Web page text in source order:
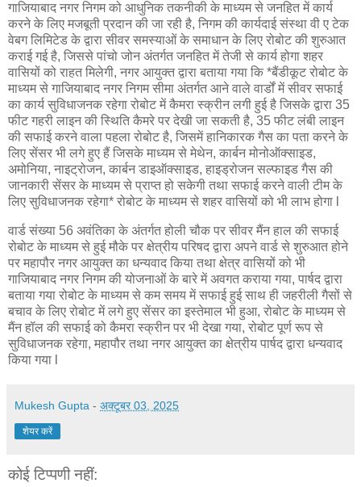
गाजियाबाद नगर निगम को आधुनिक तकनीकी के माध्यम से जनहित में कार्य
करने के लिए मजबूती प्रदान की जा रही है, निगम की कार्यदाई संस्था वी ए टेक
वेबग लिमिटेड के द्वारा सीवर समस्याओं के समाधान के लिए रोबोट की शुरुआत
कराई गई है, जिससे पांचो जोन अंतर्गत जनहित में तेजी से कार्य होगा शहर
वासियों को राहत मिलेगी, नगर आयुक्त द्वारा बताया गया कि *बैंडीकूट रोबोट के
माध्यम से गाजियाबाद नगर निगम सीमा अंतर्गत आने वाले वार्डों में सीवर सफाई
का कार्य सुविधाजनक रहेगा रोबोट में कैमरा स्क्रीन लगी हुई है जिसके द्वारा 35
फीट गहरी लाइन की स्थिति कैमरे पर देखी जा सकती है, 35 फीट लंबी लाइन
की सफाई करने वाला पहला रोबोट है, जिसमें हानिकारक गैस का पता करने के
लिए सेंसर भी लगे हुए हैं जिसके माध्यम से मेथेन, कार्बन मोनोऑक्साइड,
अमोनिया, नाइट्रोजन, कार्बन डाइऑक्साइड, हाइड्रोजन सल्फाइड गैस की
जानकारी सेंसर के माध्यम से प्राप्त हो सकेगी तथा सफाई करने वाली टीम के
लिए सुविधाजनक रहेगा* रोबोट के माध्यम से शहर वासियों को भी लाभ होगा l
वार्ड संख्या 56 अवंतिका के अंतर्गत होली चौक पर सीवर मैंन हाल की सफाई
रोबोट के माध्यम से हुई मौके पर क्षेत्रीय परिषद द्वारा अपने वार्ड से शुरुआत होने
पर महापौर नगर आयुक्त का धन्यवाद किया तथा क्षेत्र वासियों को भी
गाजियाबाद नगर निगम की योजनाओं के बारे में अवगत कराया गया, पार्षद द्वारा
बताया गया रोबोट के माध्यम से कम समय में सफाई हुई साथ ही जहरीली गैसों से
बचाव के लिए रोबोट में लगे हुए सेंसर का इस्तेमाल भी हुआ, रोबोट के माध्यम से
मैंन हॉल की सफाई को कैमरा स्क्रीन पर भी देखा गया, रोबोट पूर्ण रूप से
सुविधाजनक रहेगा, महापौर तथा नगर आयुक्त का क्षेत्रीय पार्षद द्वारा धन्यवाद
किया गया l
Mukesh Gupta - अक्टूबर 03, 2025
शेयर करें
कोई टिप्पणी नहीं: